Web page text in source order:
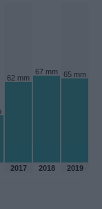
62 mm
67 mm 65 mm
2017 2018 2019